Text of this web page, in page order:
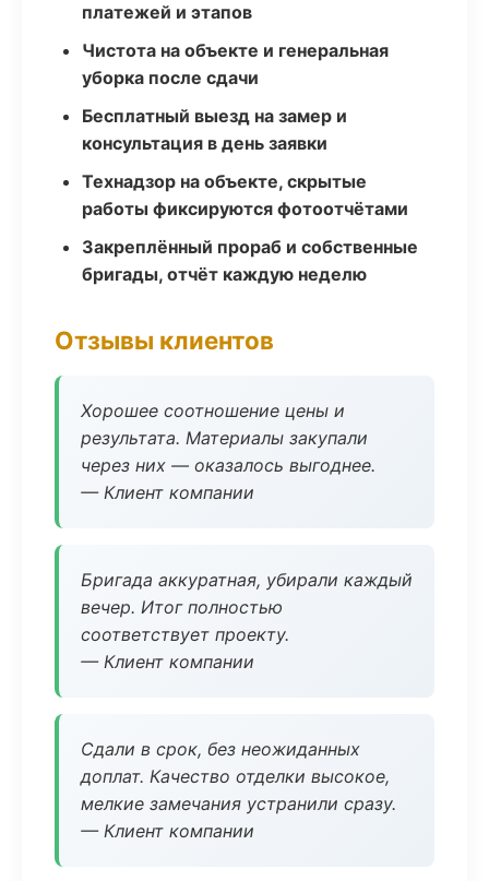
платежей и этапов
Чистота на объекте и генеральная
уборка после сдачи
Бесплатный выезд на замер и
консультация в день заявки
Технадзор на объекте, скрытые
работы фиксируются фотоотчётами
Закреплённый прораб и собственные
бригады, отчёт каждую неделю
Отзывы клиентов
Хорошее соотношение цены и
результата. Материалы закупали
через них — оказалось выгоднее.
— Клиент компании
Бригада аккуратная, убирали каждый
вечер. Итог полностью
соответствует проекту.
— Клиент компании
Сдали в срок, без неожиданных
доплат. Качество отделки высокое,
мелкие замечания устранили сразу.
— Клиент компании